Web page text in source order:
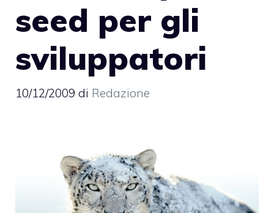
seed per gli
sviluppatori
10/12/2009 di Redazione